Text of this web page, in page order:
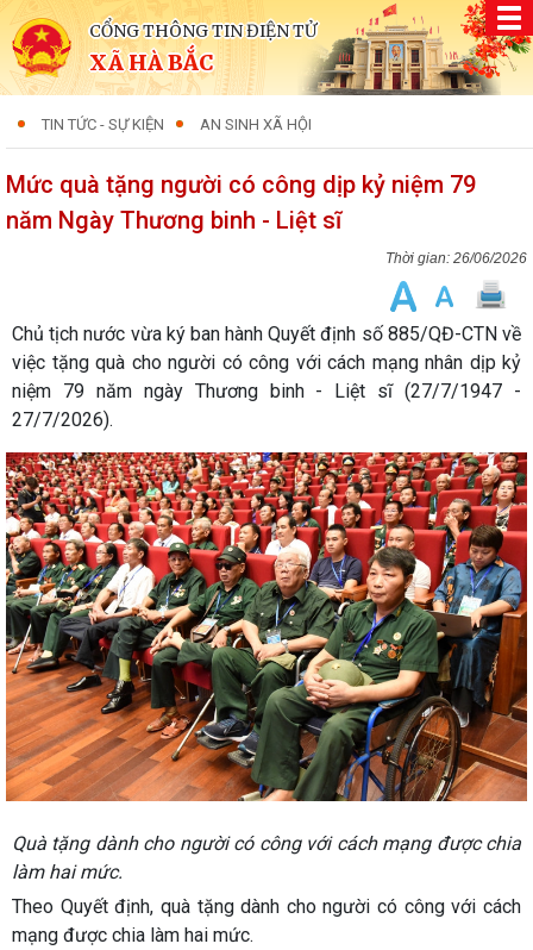
CỔNG THÔNG TIN ĐIỆN TỬ
XÃ HÀ BẮC
TIN TỨC - SỰ KIỆN AN SINH XÃ HỘI
Mức quà tặng người có công dịp kỷ niệm 79
năm Ngày Thương binh - Liệt sĩ
26/06/2026
Chủ tịch nước vừa ký ban hành Quyết định số 885/QĐ-CTN về
việc tặng quà cho người có công với cách mạng nhân dịp kỷ
niệm 79 năm ngày Thương binh - Liệt sĩ (27/7/1947 -
27/7/2026).
Quà tặng dành cho người có công với cách mạng được chia
làm hai mức.
Theo Quyết định, quà tặng dành cho người có công với cách
mạng được chia làm hai mức.